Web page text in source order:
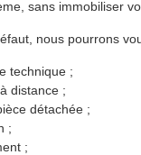
sans immobiliser
nous pourrons
technique ;
distance ;
détachée ;
;
;